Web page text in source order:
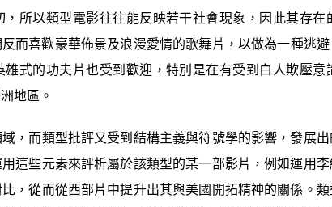
所以類型電影往往能反映若干社會現象，因此其存在
而喜歡豪華佈景及浪漫愛情的歌舞片，以做為一種逃
式的功夫片也受到歡迎，特別是在有受到白人欺壓
地區。
，而類型批評又受到結構主義與符號學的影響，發展
這些元素來評析屬於該類型的某一部影片，例如運用
比，從而從西部片中提升出其與美國開拓精神的關係。